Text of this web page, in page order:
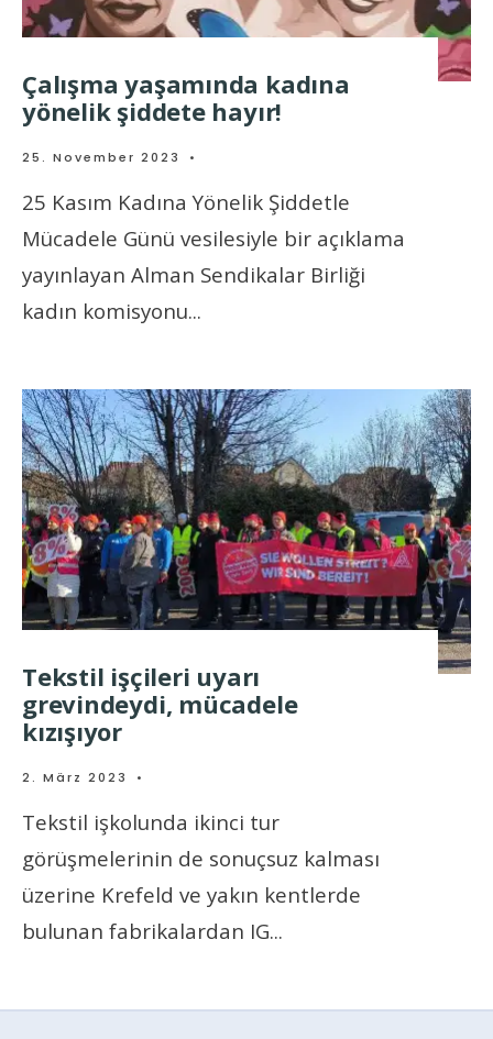
Çalışma yaşamında kadına
yönelik şiddete hayır!
25. November 2023 •
25 Kasım Kadına Yönelik Şiddetle
Mücadele Günü vesilesiyle bir açıklama
yayınlayan Alman Sendikalar Birliği
kadın komisyonu...
Tekstil işçileri uyarı
grevindeydi, mücadele
kızışıyor
2. März 2023 •
Tekstil işkolunda ikinci tur
görüşmelerinin de sonuçsuz kalması
üzerine Krefeld ve yakın kentlerde
bulunan fabrikalardan IG...